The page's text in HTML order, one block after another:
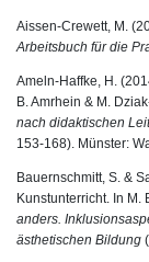
Aissen-Crewett, M.
Arbeitsbuch für die
Ameln-Haffke, H.
B. Amrhein & M.
nach didaktischen
153-168). Münster:
Bauernschmitt, S. &
Kunstunterricht. In M.
anders.
ästhetischen Bildung